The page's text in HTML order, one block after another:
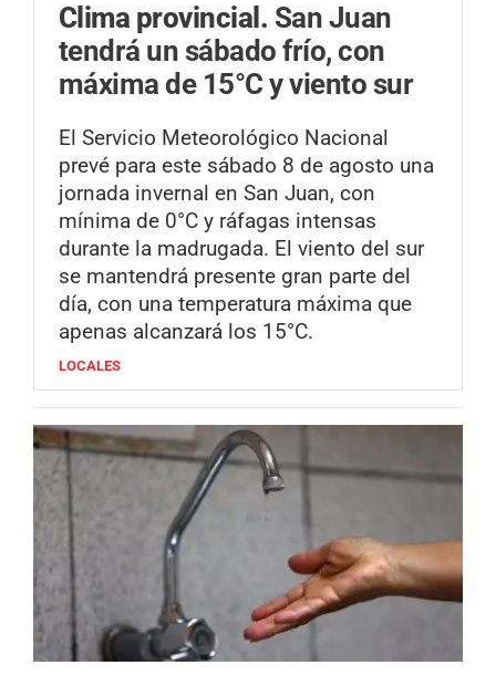
Clima provincial. San Juan
tendrá un sábado frío, con
máxima de 15°C y viento sur
El Servicio Meteorológico Nacional
prevé para este sábado 8 de agosto una
jornada invernal en San Juan, con
mínima de 0°C y ráfagas intensas
durante la madrugada. El viento del sur
se mantendrá presente gran parte del
día, con una temperatura máxima que
apenas alcanzará los 15°C.
LOCALES